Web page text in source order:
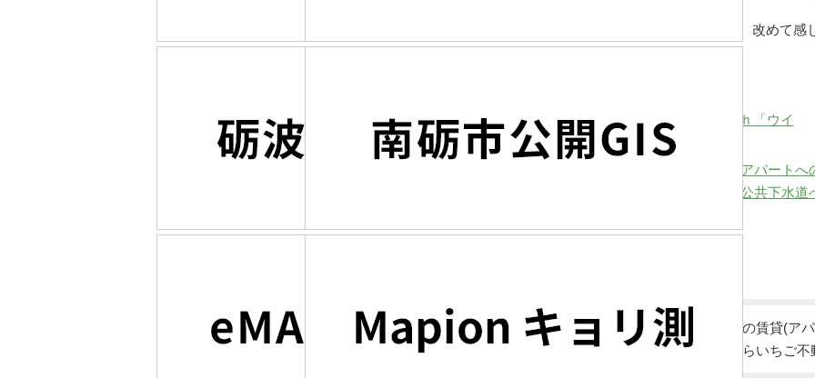
ここは公園だと、改めて感
砺波市の学習塾 志学スクールＷiｓｈ「ウイ
ッシュ」にふらり立ち寄り
アパート
公共下水道
富山県砺波市・高岡市・南砺市・小矢部市の賃貸(ア
宅、土地売買の仲介・コンサルティングならいちご不